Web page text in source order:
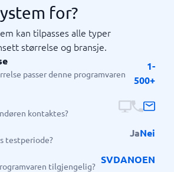
for?
kan tilpasses alle typer
størrelse og bransje.
passer denne programvaren
1-
500+
kontaktes?
testperiode?
JaNei
tilgjengelig?
SVDANOEN